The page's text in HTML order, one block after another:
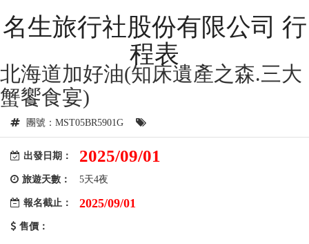
名生旅行社股份有限公司 行
程表
北海道加好油(知床遺產之森.三大
蟹饗食宴)
團號：MST05BR5901G
出發日期： 2025/09/01
旅遊天數： 5天4夜
報名截止： 2025/09/01
售價：